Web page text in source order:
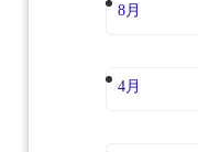
8月
4月